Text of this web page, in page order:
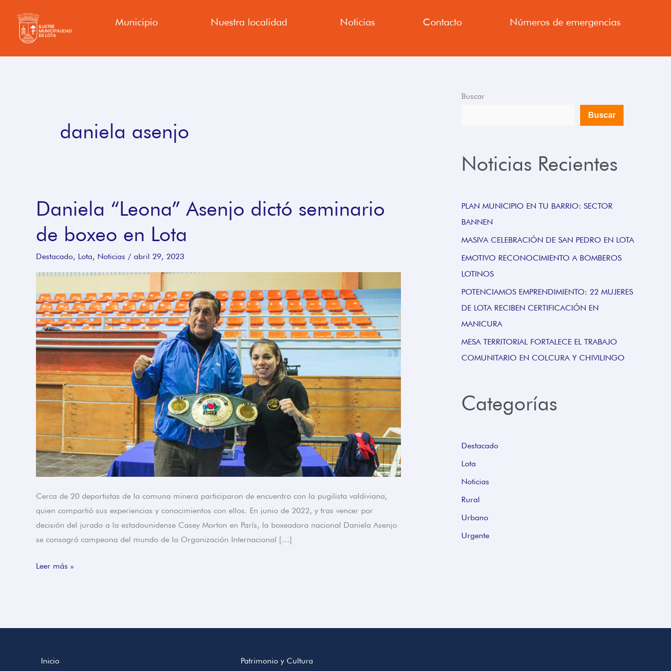
contenido
Municipio Nuestra localidad Noticias Contacto Números de emergencias
daniela asenjo
Daniela “Leona” Asenjo dictó seminario
de boxeo en Lota
Destacado, Lota, Noticias / abril 29, 2023
Cerca de 20 deportistas de la comuna minera participaron de encuentro con la pugilista valdiviana,
quien compartió sus experiencias y conocimientos con ellos. En junio de 2022, y tras vencer por
decisión del jurado a la estadounidense Casey Morton en París, la boxeadora nacional Daniela Asenjo
se consagró campeona del mundo de la Organización Internacional […]
Daniela
“Leona”
Asenjo
seminario
de
en
Lota
Leer más »
Buscar
Buscar
Noticias Recientes
PLAN MUNICIPIO EN TU BARRIO: SECTOR
BANNEN
MASIVA CELEBRACIÓN DE SAN PEDRO EN LOTA
EMOTIVO RECONOCIMIENTO A BOMBEROS
LOTINOS
POTENCIAMOS EMPRENDIMIENTO: 22 MUJERES
DE LOTA RECIBEN CERTIFICACIÓN EN
MANICURA
MESA TERRITORIAL FORTALECE EL TRABAJO
COMUNITARIO EN COLCURA Y CHIVILINGO
Categorías
Destacado
Lota
Noticias
Rural
Urbano
Urgente
Inicio Patrimonio y Cultura